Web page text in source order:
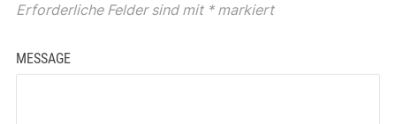
Erforderliche Felder sind mit *markiert
MESSAGE